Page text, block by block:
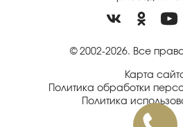
© 2002-2026. Все
Карта
Политика обработки
Политика